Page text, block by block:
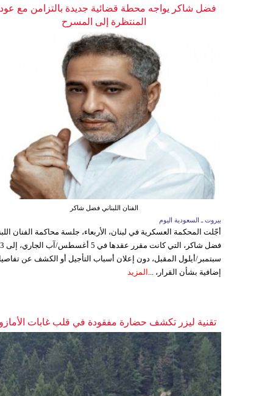
فضل شاكر يواجه محطة قضائية جديدة بالتزامن مع
المنتظرة إلى المسرح
الفنان اللبناني فضل شاكر
بيروت ـ السعودية اليوم
أجّلت المحكمة العسكرية في لبنان، الأربعاء، جلسة محاكمة الفنان
فضل شاكر، التي
سبتمبر/أيلول المقبل، دون إعلان أسباب التأجيل أو الكشف عن
إضافية بشأن القرار، ... المزيد
تقنية ليزر تكشف حضارة مفقودة في قلب غابات